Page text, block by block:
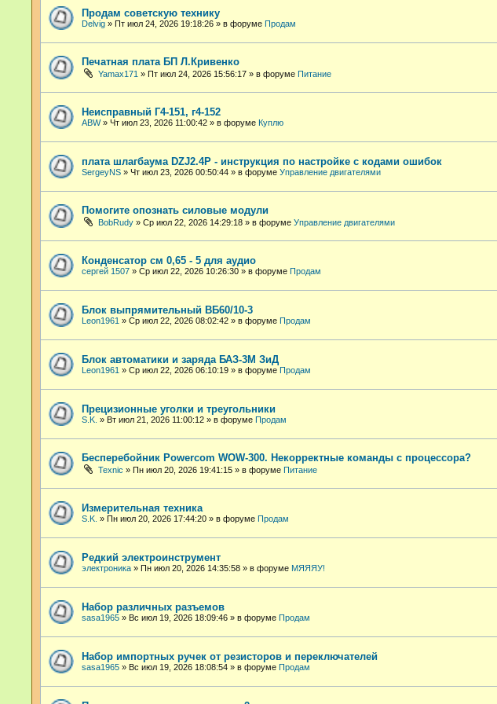
Продам советскую технику
Delvig » Пт июл 24, 2026 19:18:26 » в форуме Продам
Печатная плата БП Л.Кривенко
Yamax171 » Пт июл 24, 2026 15:56:17 » в форуме Питание
Неисправный Г4-151, г4-152
ABW» Чт июл 23, 2026 11:00:42 » в форуме Куплю
плата шлагбаума DZJ2.4P - инструкция по настройке с кодами ошибок
SergeyNS » Чт июл 23, 2026 00:50:44 » в форуме Управление двигателями
Помогите опознать силовые модули
BobRudy » Ср июл 22, 2026 14:29:18 » в форуме Управление двигателями
Конденсатор см 0,65 - 5 для аудио
сергей 1507 » Ср июл 22, 2026 10:26:30 » в форуме Продам
Блок выпрямительный ВБ60/10-3
Leon1961 » Ср июл 22, 2026 08:02:42 » в форуме Продам
Блок автоматики и заряда БАЗ-3М ЗиД
Leon1961 » Ср июл 22, 2026 06:10:19 » в форуме Продам
Прецизионные уголки и треугольники
S.K. » Вт июл 21, 2026 11:00:12 » в форуме Продам
Бесперебойник Powercom WOW-300. Некорректные команды с процессора?
Техnic » Пн июл 20, 2026 19:41:15 » в форуме Питание
Измерительная техника
S.K. » Пн июл 20, 2026 17:44:20 » в форуме Продам
Редкий электроинструмент
электроника » Пн июл 20, 2026 14:35:58 » в форуме МЯЯЯУ!
Набор различных разъемов
sasa1965 » Вс июл 19, 2026 18:09:46 » в форуме Продам
Набор импортных ручек от резисторов и переключателей
sasa1965 » Вс июл 19, 2026 18:08:54 » в форуме Продам